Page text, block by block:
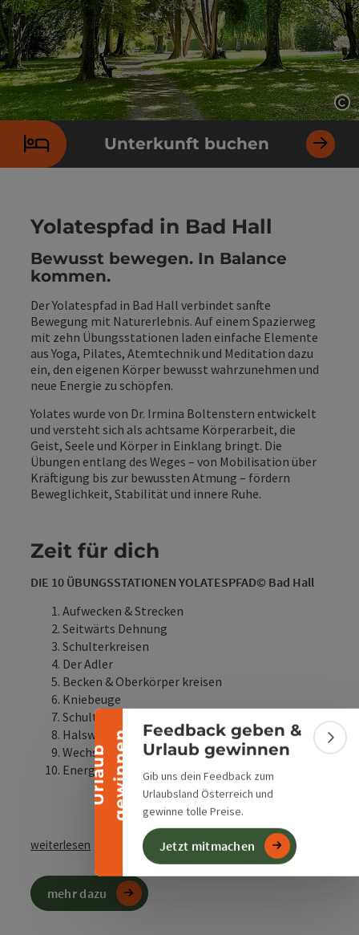
U
r
l
a
u
b
g
e
w
i
n
n
en
Banner einklappen
Feedback geben &
Urlaub gewinnen
Gib uns dein Feedback zum
Urlaubsland Österreich und
gewinne tolle Preise.
Jetzt mitmachen
Unterkunft buchen
Yolatespfad in Bad Hall
Bewusst bewegen. In Balance
kommen.
Der Yolatespfad in Bad Hall verbindet sanfte
Bewegung mit Naturerlebnis. Auf einem Spazierweg
mit zehn Übungsstationen laden einfache Elemente
aus Yoga, Pilates, Atemtechnik und Meditation dazu
ein, den eigenen Körper bewusst wahrzunehmen und
neue Energie zu schöpfen.
Yolates wurde von Dr. Irmina Boltenstern entwickelt
und versteht sich als achtsame Körperarbeit, die
Geist, Seele und Körper in Einklang bringt. Die
Übungen entlang des Weges – von Mobilisation über
Kräftigung bis zur bewussten Atmung – fördern
Beweglichkeit, Stabilität und innere Ruhe.
Zeit für dich
DIE 10 ÜBUNGSSTATIONEN YOLATESPFAD© Bad Hall
Aufwecken & Strecken
Seitwärts Dehnung
Schulterkreisen
Der Adler
Becken & Oberkörper kreisen
Kniebeuge
Schulter- & Rückendehnung
Halswirbelsäule kräftigen
Wechselatmung
Energie tanken
weiterlesen
mehr dazu